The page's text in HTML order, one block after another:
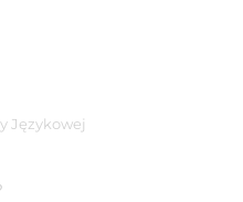
Językowej